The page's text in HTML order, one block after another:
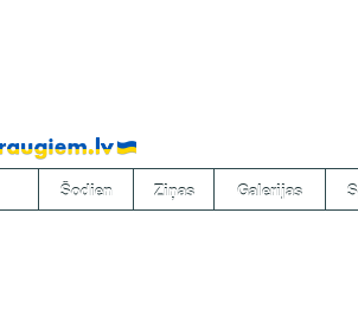
Šodien Ziņas Galerijas